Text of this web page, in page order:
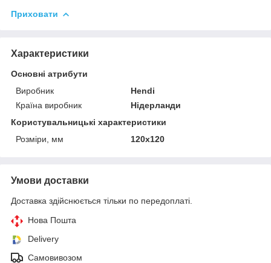
Приховати
Характеристики
Основні атрибути
Виробник
Hendi
Країна виробник
Нідерланди
Користувальницькі характеристики
Розміри, мм
120х120
Умови доставки
Доставка здійснюється тільки по передоплаті.
Нова Пошта
Delivery
Самовивозом